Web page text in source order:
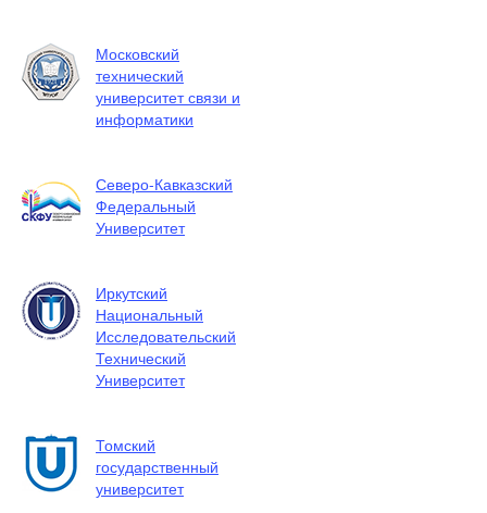
Московский
технический
университет связи и
информатики
Северо-Кавказский
Федеральный
Университет
Иркутский
Национальный
Исследовательский
Технический
Университет
Томский
государственный
университет